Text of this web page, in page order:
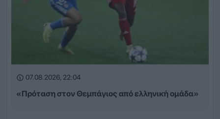
07.08.2026, 22:04
«Πρόταση στον Θεμπάγιος από ελληνική ομάδα»